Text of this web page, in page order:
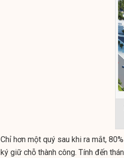
Chỉ hơn một quý sau khi ra mắt,
ký giữ chỗ thành công. Tính đến